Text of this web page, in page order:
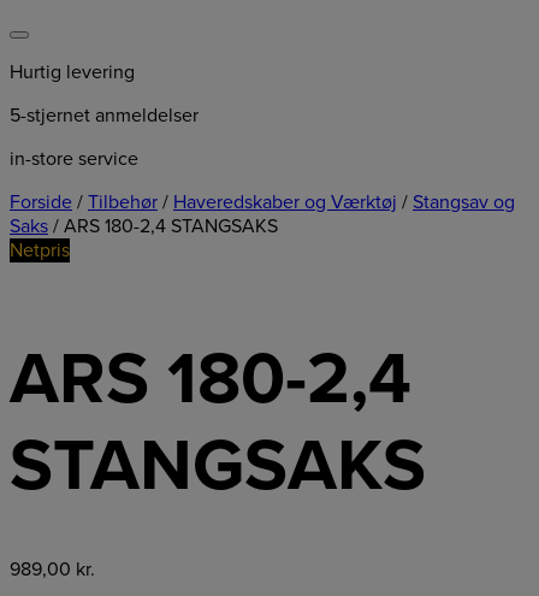
Hurtig levering
5-stjernet anmeldelser
in-store service
Forside / Tilbehør / Haveredskaber og Værktøj / Stangsav og
Saks / ARS 180-2,4 STANGSAKS
Netpris
ARS 180-2,4
STANGSAKS
989,00 kr.